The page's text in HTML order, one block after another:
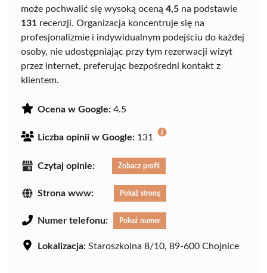
może pochwalić się wysoką oceną 4,5 na podstawie
131 recenzji. Organizacja koncentruje się na
profesjonalizmie i indywidualnym podejściu do każdej
osoby, nie udostępniając przy tym rezerwacji wizyt
przez internet, preferując bezpośredni kontakt z
klientem.
Ocena w Google: 4.5
Liczba opinii w Google: 131
Czytaj opinie: Zobacz profil
Strona www: Pokaż stronę
Numer telefonu: Pokaż numer
Lokalizacja: Staroszkolna 8/10, 89-600 Chojnice